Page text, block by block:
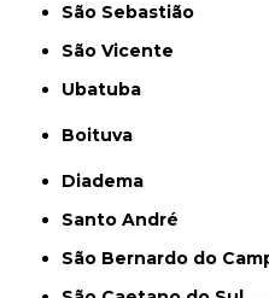
São Sebastião
São Vicente
Ubatuba
Boituva
Diadema
Santo André
São Bernardo do